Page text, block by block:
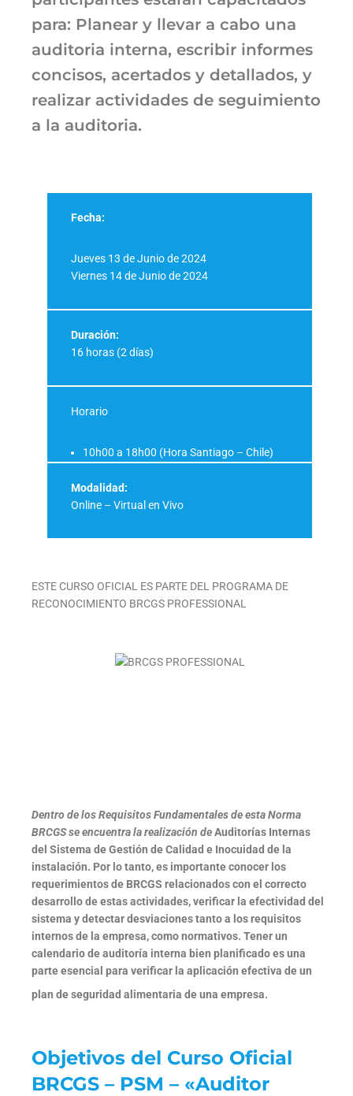
para: Planear y llevar a cabo una
auditoria interna, escribir informes
concisos, acertados y detallados, y
realizar actividades de seguimiento
a la auditoria.
Fecha:
Jueves 13 de Junio de 2024
Viernes 14 de Junio de 2024
Duración:
16 horas (2 días)
Horario
10h00 a 18h00 (Hora Santiago – Chile)
Modalidad:
Online – Virtual en Vivo
ESTE CURSO OFICIAL ES PARTE DEL PROGRAMA DE
RECONOCIMIENTO BRCGS PROFESSIONAL
Dentro de los Requisitos Fundamentales de esta Norma
BRCGS se encuentra la realización deAuditorías Internas
del Sistema de Gestión de Calidad e Inocuidad de la
instalación. Por lo tanto, es importante conocer los
requerimientos de BRCGS relacionados con el correcto
desarrollo de estas actividades, verificar la efectividad del
sistema y detectar desviaciones tanto a los requisitos
internos de la empresa, como normativos. Tener un
calendario de auditoría interna bien planificado es una
parte esencial para verificar la aplicación efectiva de un
plan de seguridad alimentaria de una empresa.
Objetivos del Curso Oficial
BRCGS – PSM – «Auditor